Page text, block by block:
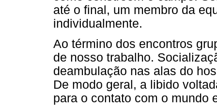
até o final, um membro da
individualmente.
Ao término dos encontros
de nosso trabalho.
deambulação nas alas do
De modo geral, a libido
para o contato com o mundo